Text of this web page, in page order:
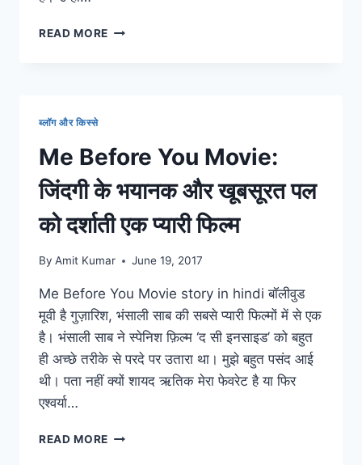
READ MORE NOW
से
कोई
जीना
थोड़ी
न
छोड़
है
ब्लॉग और किस्से
Me Before You Movie:
जिंदगी के भयानक और खूबसूरत पल
को दर्शाती एक प्यारी फिल्म
By Amit Kumar June 19, 2017
Me Before You Movie story in hindi बॉलीवुड
मूवी है गुज़ारिश, भंसाली साब की सबसे प्यारी फिल्मों में से एक
है। भंसाली साब ने स्पेनिश फ़िल्म ‘द सी इनसाइड’ को बहुत
ही अच्छे तरीके से परदे पर उतारा था। मुझे बहुत पसंद आई
थी। पता नहीं क्यों शायद ऋतिक मेरा फेवरेट है या फिर
एश्वर्या…
READ MORE ME